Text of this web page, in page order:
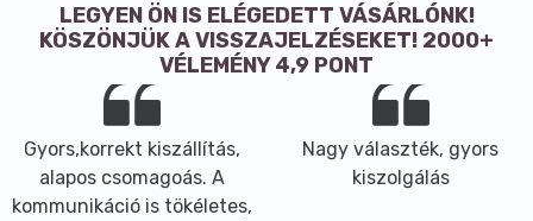
LEGYEN ÖN IS ELÉGEDETT VÁSÁRLÓNK!
KÖSZÖNJÜK A VISSZAJELZÉSEKET! 2000+
VÉLEMÉNY 4,9 PONT
Gyors,korrekt kiszállítás,
alapos csomagoás. A
kommunikáció is tökéletes,
Nagy választék, gyors
kiszolgálás